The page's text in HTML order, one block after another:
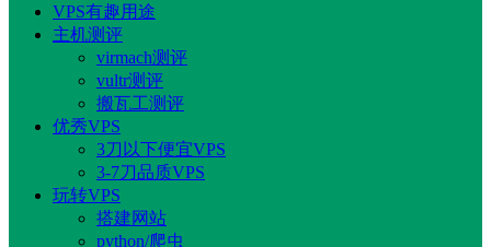
VPS有趣用途
主机测评
virmach测评
vultr测评
搬瓦工测评
优秀VPS
3刀以下便宜VPS
3-7刀品质VPS
玩转VPS
搭建网站
python/爬虫